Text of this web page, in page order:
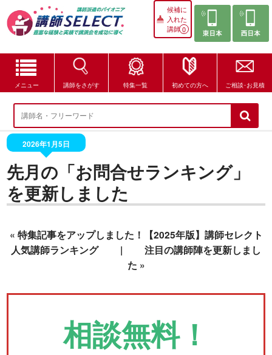
候補に
入れた
講師0
メニュー 講師をさがす 特集一覧 初めての方へ ご相談･お見積
講師をさがす
特集一覧
講師セレクトが選ばれる理由
ブログ・コラム
はじめての方へ
ご相談・お見積
2026年1月5日
先月の「お問合せランキング」
を更新しました
« 特集記事をアップしました！【2025年版】講師セレクト
人気講師ランキング| 注目の講師陣を更新しまし
た »
相談無料！